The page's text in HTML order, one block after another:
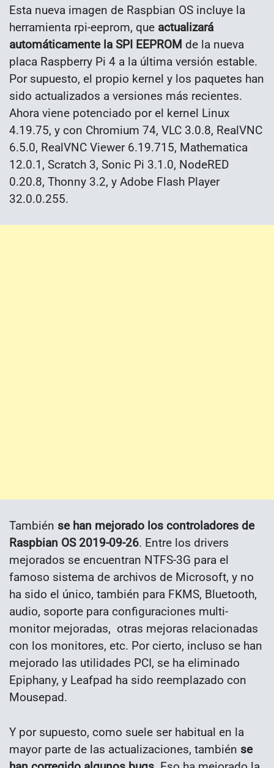
Esta nueva imagen de Raspbian OS incluye la
herramienta rpi-eeprom, que actualizará
automáticamente la SPI EEPROM de la nueva
placa Raspberry Pi 4 a la última versión estable.
Por supuesto, el propio kernel y los paquetes han
sido actualizados a versiones más recientes.
Ahora viene potenciado por el kernel Linux
4.19.75, y con Chromium 74, VLC 3.0.8, RealVNC
6.5.0, RealVNC Viewer 6.19.715, Mathematica
12.0.1, Scratch 3, Sonic Pi 3.1.0, NodeRED
0.20.8, Thonny 3.2, y Adobe Flash Player
32.0.0.255.
También se han mejorado los controladores de
Raspbian OS 2019-09-26. Entre los drivers
mejorados se encuentran NTFS-3G para el
famoso sistema de archivos de Microsoft, y no
ha sido el único, también para FKMS, Bluetooth,
audio, soporte para configuraciones multi-
monitor mejoradas, otras mejoras relacionadas
con los monitores, etc. Por cierto, incluso se han
mejorado las utilidades PCI, se ha eliminado
Epiphany, y Leafpad ha sido reemplazado con
Mousepad.
Y por supuesto, como suele ser habitual en la
mayor parte de las actualizaciones, también se